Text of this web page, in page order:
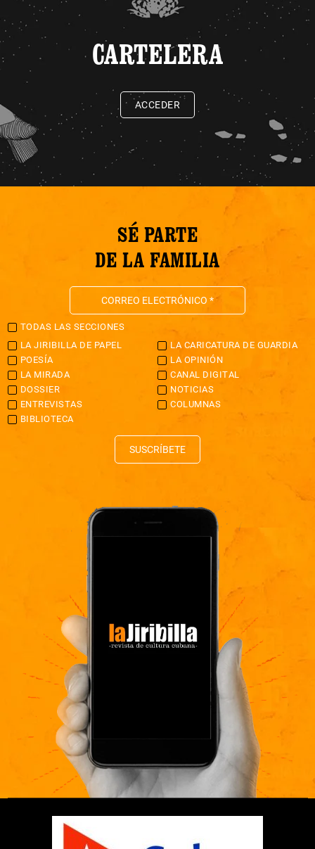
CARTELERA
ACCEDER
SÉ PARTE
DE LA FAMILIA
TODAS LAS SECCIONES
LA JIRIBILLA DE PAPEL
LA CARICATURA DE GUARDIA
POESÍA
LA OPINIÓN
LA MIRADA
CANAL DIGITAL
DOSSIER
NOTICIAS
ENTREVISTAS
COLUMNAS
BIBLIOTECA
SUSCRÍBETE